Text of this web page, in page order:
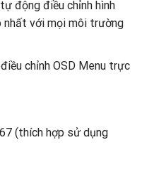
động điều chỉnh hình
nhất với mọi môi trường
chỉnh OSD Menu trực
(thích hợp sử dụng